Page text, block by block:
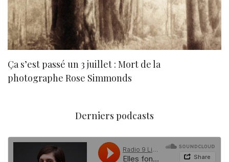
Ça s’est passé un 3 juillet : Mort de la
photographe Rose Simmonds
Derniers podcasts